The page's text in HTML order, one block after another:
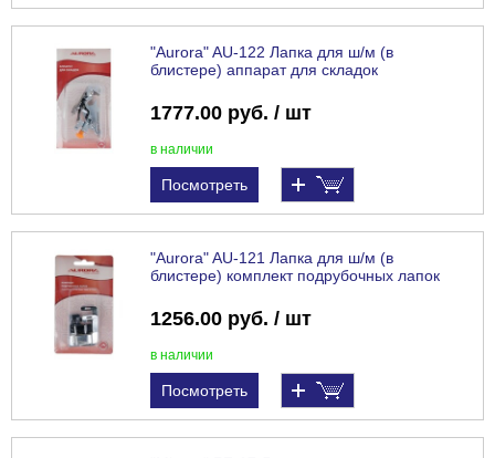
"Aurora" AU-122 Лапка для ш/м (в
блистере) аппарат для складок
1777.00 руб. / шт
в наличии
Посмотреть
"Aurora" AU-121 Лапка для ш/м (в
блистере) комплект подрубочных лапок
1256.00 руб. / шт
в наличии
Посмотреть